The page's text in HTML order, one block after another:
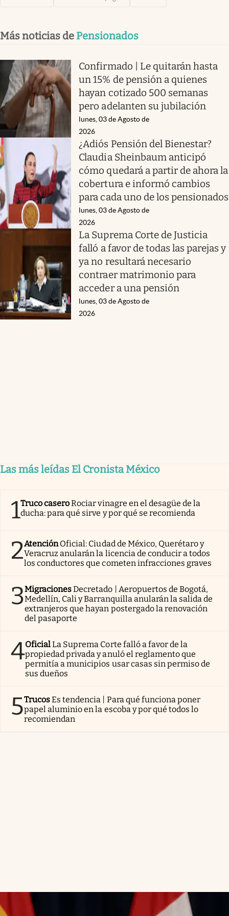
Más noticias de Pensionados
Confirmado | Le quitarán hasta
un 15% de pensión a quienes
hayan cotizado 500 semanas
pero adelanten su jubilación
lunes, 03 de Agosto de
2026
¿Adiós Pensión del Bienestar?
Claudia Sheinbaum anticipó
cómo quedará a partir de ahora la
cobertura e informó cambios
para cada uno de los pensionados
lunes, 03 de Agosto de
2026
La Suprema Corte de Justicia
falló a favor de todas las parejas y
ya no resultará necesario
contraer matrimonio para
acceder a una pensión
lunes, 03 de Agosto de
2026
Las más leídas El Cronista México
1Truco caseroRociar vinagre en el desagüe de la
ducha: para qué sirve y por qué se recomienda
2AtenciónOficial: Ciudad de México, Querétaro y
Veracruz anularán la licencia de conducir a todos
los conductores que cometen infracciones graves
3MigracionesDecretado | Aeropuertos de Bogotá,
Medellín, Cali y Barranquilla anularán la salida de
extranjeros que hayan postergado la renovación
del pasaporte
4OficialLa Suprema Corte falló a favor de la
propiedad privada y anuló el reglamento que
permitía a municipios usar casas sin permiso de
sus dueños
5TrucosEs tendencia | Para qué funciona poner
papel aluminio en la escoba y por qué todos lo
recomiendan